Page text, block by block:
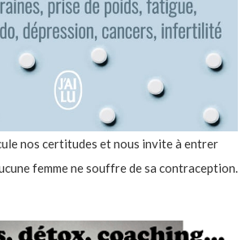
nos certitudes et nous invite à entrer
femme ne souffre de sa contraception.